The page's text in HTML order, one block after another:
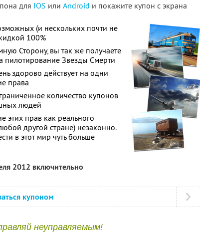
для IOS или Android и покажите купон с экрана
(и нескольких почти не
100%
Сторону, вы так же получаете
пилотирование Звезды Смерти
здорово действует на одни
права
количество купонов
людей
этих прав как реального
другой стране) незаконно.
в этот мир чуть больше
2012 включительно
купоном
неуправляемым!